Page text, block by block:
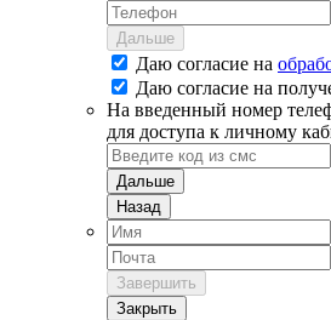
Дальше
Даю согласие на
Даю согласие на
На введенный номер
для доступа к личному
Дальше
Назад
Завершить
Закрыть